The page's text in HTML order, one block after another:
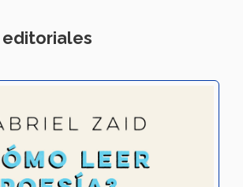
editoriales